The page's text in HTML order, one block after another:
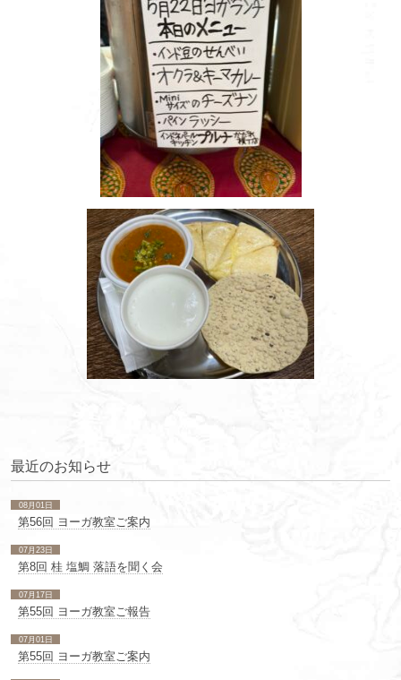
最近のお知らせ
08月01日
第56回 ヨーガ教室ご案内
07月23日
第8回 桂 塩鯛 落語を聞く会
07月17日
第55回 ヨーガ教室ご報告
07月01日
第55回 ヨーガ教室ご案内